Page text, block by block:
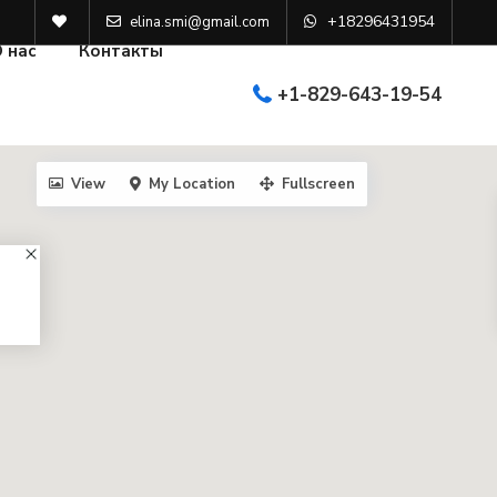
elina.smi@gmail.com +18296431954
+1-829-643-19-54
нас Контакты
View My Location Fullscreen